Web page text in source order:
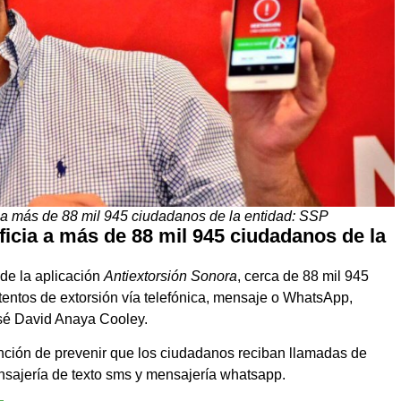
más de 88 mil 945 ciudadanos de la entidad: SSP
a más de 88 mil 945 ciudadanos de la
la aplicación Antiextorsión Sonora, cerca de 88 mil 945
de extorsión vía telefónica, mensaje o WhatsApp,
David Anaya Cooley.
de prevenir que los ciudadanos reciban llamadas de
de texto sms y mensajería whatsapp.